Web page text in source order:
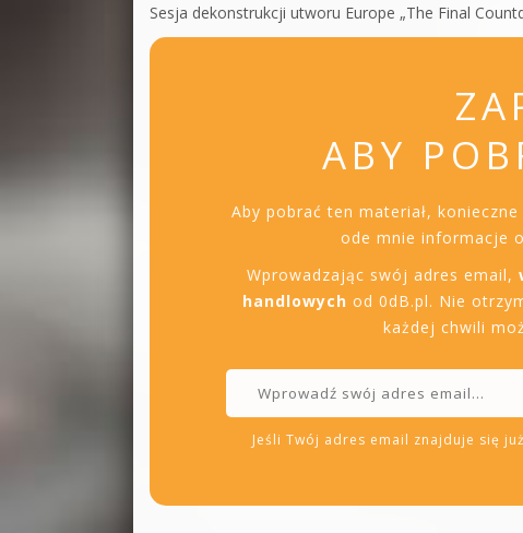
Sesja dekonstrukcji utworu Europe „The Final
ABY
Aby pobrać ten materiał,
ode mnie informacje
Wprowadzając swój adres email,
handlowych od 0dB.pl. Nie
każdej chwili
Jeśli Twój adres email znajduje się